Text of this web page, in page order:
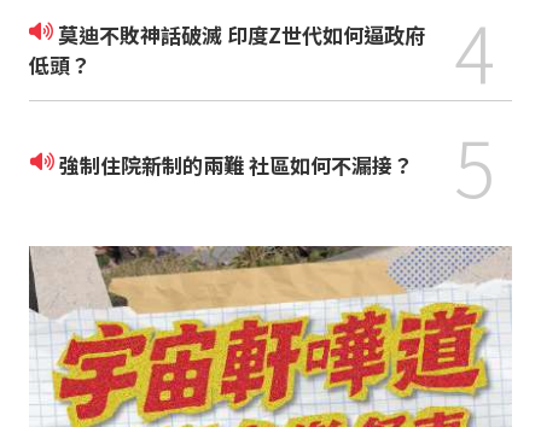
莫迪不敗神話破滅 印度Z世代如何逼政府
低頭？
4
強制住院新制的兩難 社區如何不漏接？ 5